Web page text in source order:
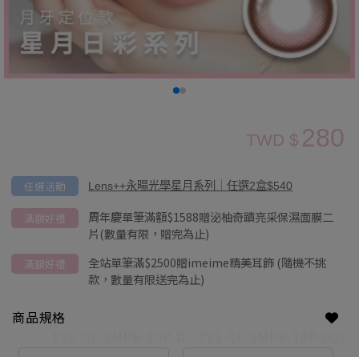
280
TWD $
任選活動 Lens++永暘光學星月系列｜任選2盒$540
滿額好禮
周年慶單筆滿額$1588贈泌柚奇蹟亮采保濕面膜二
片(數量有限，贈完為止)
滿額好禮
全站單筆滿$2500贈imeime精美耳飾 (隨機不挑
款，數量有限送完為止)
商品規格